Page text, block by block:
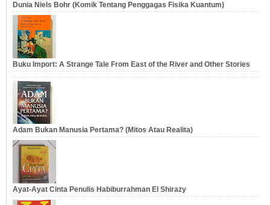
Dunia Niels Bohr (Komik Tentang Penggagas Fisika Kuantum)
Buku Import: A Strange Tale From East of the River and Other Stories
Adam Bukan Manusia Pertama? (Mitos Atau Realita)
Ayat-Ayat Cinta Penulis Habiburrahman El Shirazy